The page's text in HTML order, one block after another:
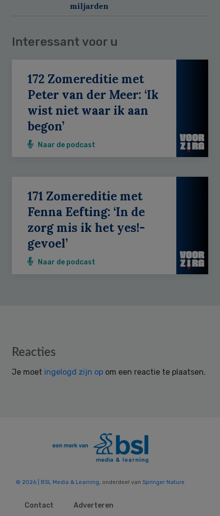
miljarden
Interessant voor u
172 Zomereditie met
Peter van der Meer: ‘Ik
wist niet waar ik aan
begon’
Naar de podcast
171 Zomereditie met
Fenna Eefting: ‘In de
zorg mis ik het yes!-
gevoel’
Naar de podcast
Reader
Reacties
Je moet ingelogd zijn op om een reactie te plaatsen.
© 2026 | BSL Media & Learning, onderdeel van Springer Nature
Contact Adverteren